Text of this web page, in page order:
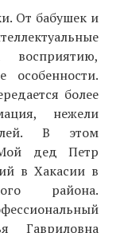
От бабушек и
восприятию,
особенности.
более
нежели
В этом
дед Петр
в Хакасии в
района.
Гавриловна